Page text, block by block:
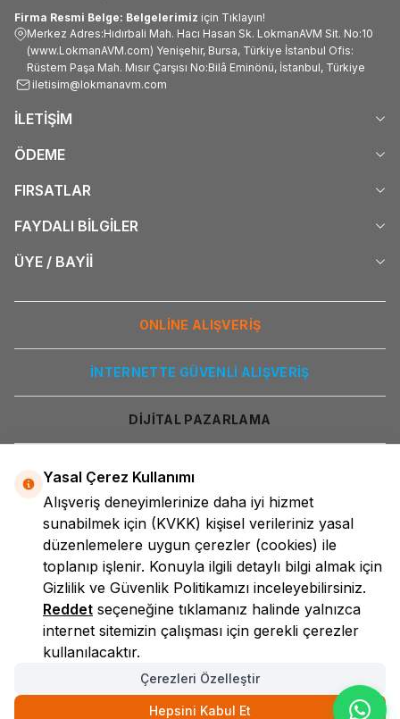
Firma Resmi Belge: Belgelerimiz için Tıklayın!
Merkez Adres:Hıdırbali Mah. Hacı Hasan Sk. LokmanAVM Sit. No:10
(www.LokmanAVM.com) Yenişehir, Bursa, Türkiye İstanbul Ofis:
Rüstem Paşa Mah. Mısır Çarşısı No:Bilâ Eminönü, İstanbul, Türkiye
iletisim@lokmanavm.com
İLETİŞİM
ÖDEME
FIRSATLAR
FAYDALI BİLGİLER
ÜYE / BAYİİ
ONLİNE ALIŞVERİŞ
İNTERNETTE GÜVENLİ ALIŞVERİŞ
DİJİTAL PAZARLAMA
LokmanAVM
Yasal Çerez Kullanımı
Alışveriş deneyimlerinize daha iyi hizmet
sunabilmek için (KVKK) kişisel verileriniz yasal
düzenlemelere uygun çerezler (cookies) ile
toplanıp işlenir. Konuyla ilgili detaylı bilgi almak için
Gizlilik ve Güvenlik Politikamızı inceleyebilirsiniz.
Reddet seçeneğine tıklamanız halinde yalnızca
internet sitemizin çalışması için gerekli çerezler
kullanılacaktır.
Çerezleri Özelleştir
Hepsini Kabul Et